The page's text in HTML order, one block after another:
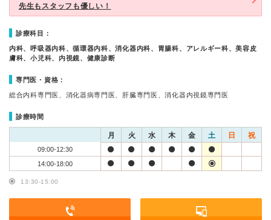
先生もスタッフも優しい！
診療科目：
内科、呼吸器内科、循環器内科、消化器内科、胃腸科、アレルギー科、美容皮
膚科、小児科、内視鏡、健康診断
専門医・資格：
総合内科専門医、消化器病専門医、肝臓専門医、消化器内視鏡専門医
診療時間
月 火 水 木 金 土 日 祝
09:00-12:30
14:00-18:00
13:30-15:00